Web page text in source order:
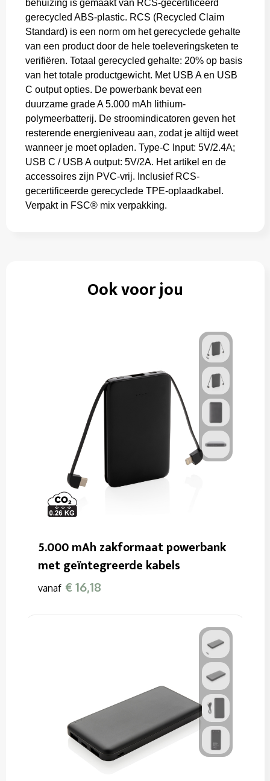
behuizing is gemaakt van RCS-gecertificeerd
gerecycled ABS-plastic. RCS (Recycled Claim
Standard) is een norm om het gerecyclede gehalte
van een product door de hele toeleveringsketen te
verifiëren. Totaal gerecycled gehalte: 20% op basis
van het totale productgewicht. Met USB A en USB
C output opties. De powerbank bevat een
duurzame grade A 5.000 mAh lithium-
polymeerbatterij. De stroomindicatoren geven het
resterende energieniveau aan, zodat je altijd weet
wanneer je moet opladen. Type-C Input: 5V/2.4A;
USB C / USB A output: 5V/2A. Het artikel en de
accessoires zijn PVC-vrij. Inclusief RCS-
gecertificeerde gerecyclede TPE-oplaadkabel.
Verpakt in FSC® mix verpakking.
Ook voor jou
5.000 mAh zakformaat powerbank
met geïntegreerde kabels
vanaf € 16,18